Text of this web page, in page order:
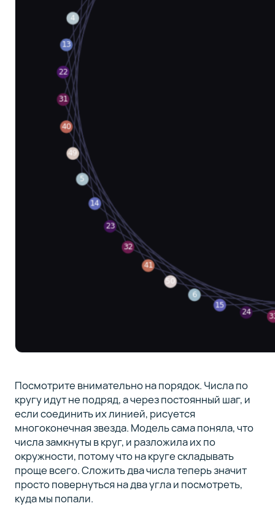
Посмотрите внимательно на порядок. Числа по
кругу идут не подряд, а через постоянный шаг, и
если соединить их линией, рисуется
многоконечная звезда. Модель сама поняла, что
числа замкнуты в круг, и разложила их по
окружности, потому что на круге складывать
проще всего. Сложить два числа теперь значит
просто повернуться на два угла и посмотреть,
куда мы попали.